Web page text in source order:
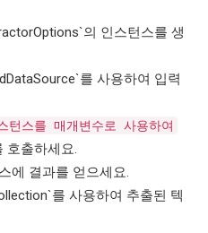
의 인스턴스를 생
를 사용하여 입력
턴스를 매개변수로 사용하여
호출하세요.
에 결과를 얻으세요.
를 사용하여 추출된 텍